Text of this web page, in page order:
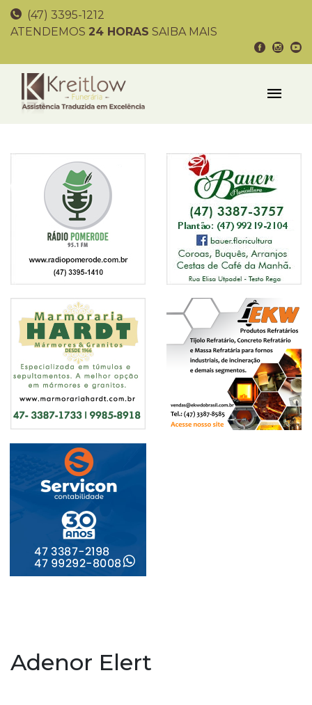
(47) 3395-1212
ATENDEMOS 24 HORAS SAIBA MAIS
Adenor Elert